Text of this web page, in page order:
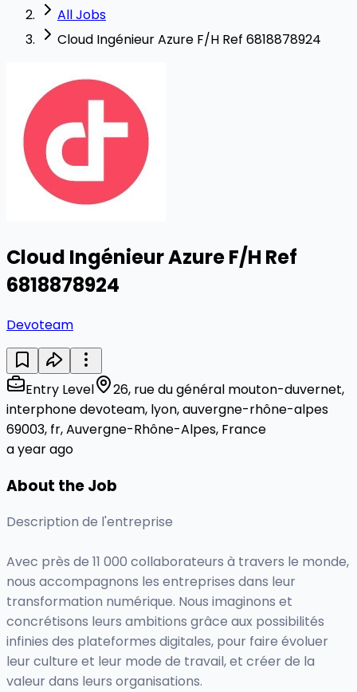
All Jobs
Cloud Ingénieur Azure F/H Ref 6818878924
Cloud Ingénieur Azure F/H Ref
6818878924
Devoteam
Entry Level
26, rue du général mouton-duvernet,
interphone devoteam, lyon, auvergne-rhône-alpes
69003, fr, Auvergne-Rhône-Alpes, France
a year ago
About the Job
Description de l'entreprise
Avec près de 11 000 collaborateurs à travers le monde,
nous accompagnons les entreprises dans leur
transformation numérique. Nous imaginons et
concrétisons leurs ambitions grâce aux possibilités
infinies des plateformes digitales, pour faire évoluer
leur culture et leur mode de travail, et créer de la
valeur dans leurs organisations.